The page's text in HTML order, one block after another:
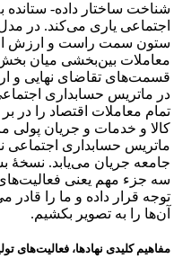
شناخت ساختار داده-
اجتماعی یاری می‌کند. در
ستون سمت راست و ارزش
معاملات بین‌بخشی میان
قسمت‌های تقاضای نهایی و
در ماتریس حسابداری
تمام معاملات اقتصاد را در
کالا و خدمات و جریان پولی
ماتریس حسابداری اجتماعی
جامعه جریان می‌یابد. نسخۀ
سه جزء مهم یعنی فعالیت‌های
توجه قرار داده و ما را قادر
آن‌ها را به تصویر بکشیم.
مفاهیم کلیدی نهادها، فعالیت‌های